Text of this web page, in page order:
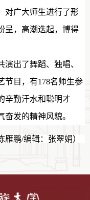
对广大师生进行了形
呈，高潮迭起，博得
出了舞蹈、独唱、
节目，有178名师生参
辛勤汗水和聪明才
发的精神风貌。
雁鹏/编辑：张翠娟）